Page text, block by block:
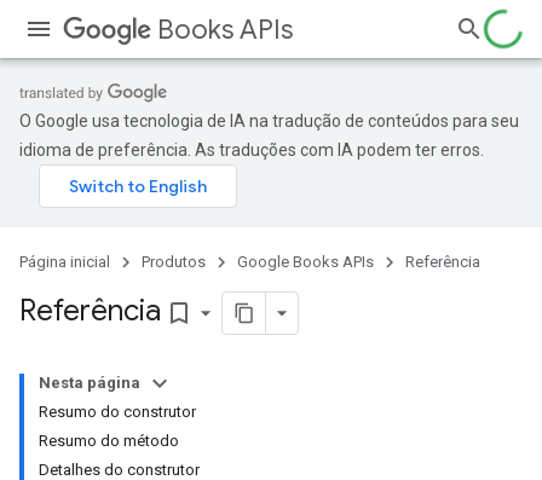
Books APIs
O Google usa tecnologia de IA na tradução de conteúdos para seu
idioma de preferência. As traduções com IA podem ter erros.
Página inicial Produtos Google Books APIs Referência
Referência bookmark_border
Nesta página
Resumo do construtor
Resumo do método
Detalhes do construtor